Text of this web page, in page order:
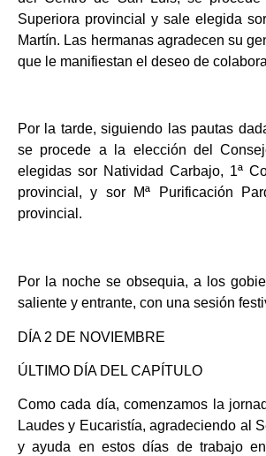
Superiora provincial y sale elegida
Martín. Las hermanas agradecen su
que le manifiestan el deseo de
Por la tarde, siguiendo las pautas
se procede a la elección del
elegidas sor Natividad Carbajo, 1ª
provincial, y sor Mª Purificación
provincial.
Por la noche se obsequia, a los
saliente y entrante, con una sesión
DÍA 2 DE NOVIEMBRE
ÚLTIMO DÍA DEL CAPÍTULO
Como cada día, comenzamos la
Laudes y Eucaristía, agradeciendo al
y ayuda en estos días de trabajo